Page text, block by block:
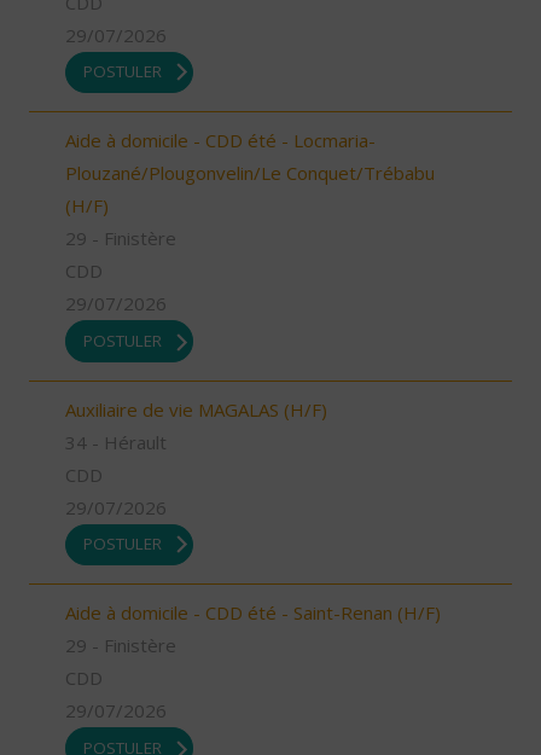
29/07/2026
POSTULER
Aide à domicile - CDD été - Locmaria-
Plouzané/Plougonvelin/Le Conquet/Trébabu
(H/F)
29 - Finistère
CDD
29/07/2026
POSTULER
Auxiliaire de vie MAGALAS (H/F)
34 - Hérault
CDD
29/07/2026
POSTULER
Aide à domicile - CDD été - Saint-Renan (H/F)
29 - Finistère
CDD
29/07/2026
POSTULER